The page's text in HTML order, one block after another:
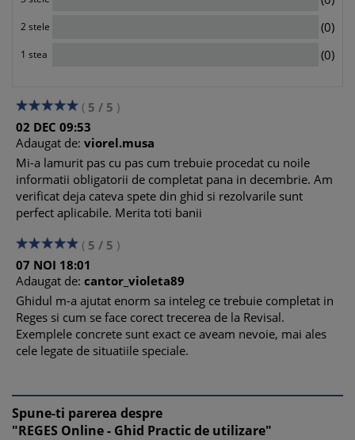
Salariati in constructii – locul de munca pe santiere
REGES – Rubrica Ture si locul de munca
REGES – Inregistrarea punctului de lucru cu mai mult de 5
salariati in alt judet
2 stele (0)
1 stea (0)
( 5 / 5 )
02 DEC 09:53
Adaugat de: viorel.musa
Mi-a lamurit pas cu pas cum trebuie procedat cu noile
informatii obligatorii de completat pana in decembrie. Am
verificat deja cateva spete din ghid si rezolvarile sunt
perfect aplicabile. Merita toti banii
( 5 / 5 )
07 NOI 18:01
Adaugat de: cantor_violeta89
Ghidul m-a ajutat enorm sa inteleg ce trebuie completat in
Reges si cum se face corect trecerea de la Revisal.
Exemplele concrete sunt exact ce aveam nevoie, mai ales
cele legate de situatiile speciale.
Spune-ti parerea despre
"REGES Online - Ghid Practic de utilizare"